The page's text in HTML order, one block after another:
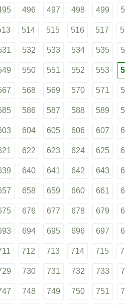
496 497 498 499
514 515 516 517
532 533 534 535
550 551 552 553
568 569 570 571
586 587 588 589
604 605 606 607
622 623 624 625
640 641 642 643
658 659 660 661
676 677 678 679
694 695 696 697
712 713 714 715
730 731 732 733
748 749 750 751